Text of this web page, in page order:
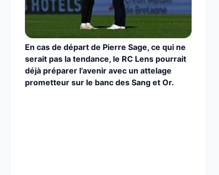
En cas de départ de Pierre Sage, ce qui ne
serait pas la tendance, le RC Lens pourrait
déjà préparer l’avenir avec un attelage
prometteur sur le banc des Sang et Or.